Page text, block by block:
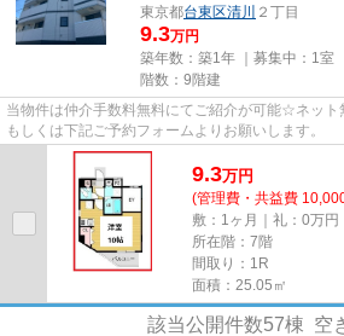
東京都台東区清川 ２丁目
9.3万円
築年数：築1年 ｜募集中： 1室
階数：9階建
当物件は仲介手数料無料にてご紹介が可能☆ネッ
もしくは下記ご予約フォームよりお願いします。
9.3万円
(管理費・共益費
敷：1ヶ月｜礼：0万円
所在階：7階
間取り：1R
面積：25.05㎡
該当公開件数57棟 空